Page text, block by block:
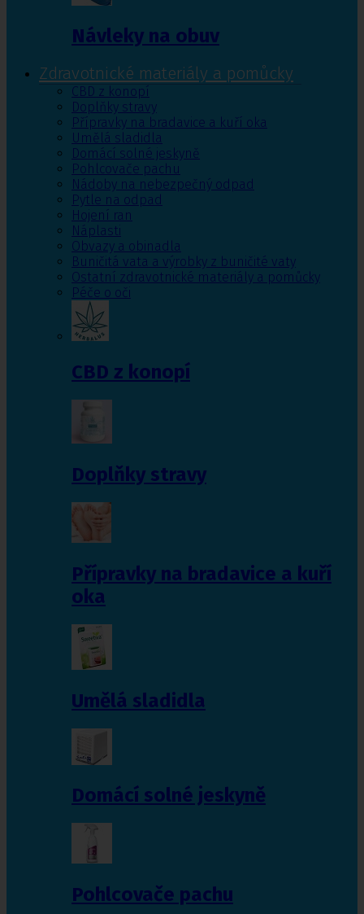
Návleky na obuv
Zdravotnické materiály a pomůcky
CBD z konopí
Doplňky stravy
Přípravky na bradavice a kuří oka
Umělá sladidla
Domácí solné jeskyně
Pohlcovače pachu
Nádoby na nebezpečný odpad
Pytle na odpad
Hojení ran
Náplasti
Obvazy a obinadla
Buničitá vata a výrobky z buničité vaty
Ostatní zdravotnické materiály a pomůcky
Péče o oči
CBD z konopí
Doplňky stravy
Přípravky na bradavice a kuří
oka
Umělá sladidla
Domácí solné jeskyně
Pohlcovače pachu